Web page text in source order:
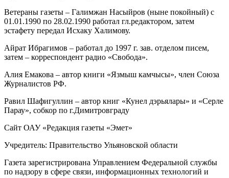
Ветераны газеты – Галимжан Насыйров (ныне покойный) с
01.01.1990 по 28.02.1990 работал гл.редактором, затем
эстафету передал Исхаку Халимову.
Айрат Ибрагимов – работал до 1997 г. зав. отделом писем,
затем – корреспондент радио «Свобода».
Алия Емакова – автор книги «Язмыш камчысы», член Союза
Журналистов РФ.
Равил Шафигуллин – автор книг «Кунел дэрьялары» и «Серле
Парау», собкор по г.Димитровграду
Сайт ОАУ «Редакция газеты «Эмет»
Учредитель: Правительство Ульяновской области
Газета зарегистрирована Управлением Федеральной службы
по надзору в сфере связи, информационных технологий и